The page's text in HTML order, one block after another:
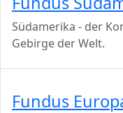
Südamerika - der
Gebirge der Welt.
Fundus